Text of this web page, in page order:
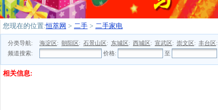
您现在的位置:恒萃网 > 二手 > 二手家电
分类导航: 海淀区: 朝阳区: 石景山区: 东城区: 西城区: 宣武区: 崇文区: 丰台区
频道搜索:
价格: 至
相关信息: